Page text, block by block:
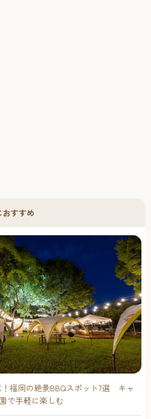
すすめ
！福岡の絶景BBQスポット7選 キャ
で手軽に楽しむ